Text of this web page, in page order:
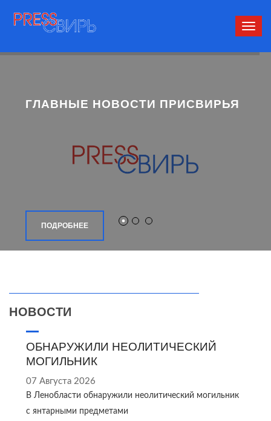
ГЛАВНЫЕ НОВОСТИ ПРИСВИРЬЯ
ПОДРОБНЕЕ
НОВОСТИ
ОБНАРУЖИЛИ НЕОЛИТИЧЕСКИЙ
МОГИЛЬНИК
07 Августа 2026
В Ленобласти обнаружили неолитический могильник
с янтарными предметами